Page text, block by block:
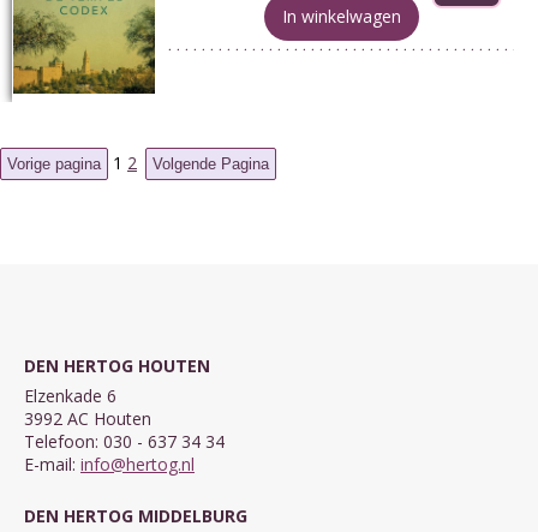
In winkelwagen
1 2
DEN HERTOG HOUTEN
Elzenkade 6
3992 AC Houten
Telefoon: 030 - 637 34 34
E-mail: info@hertog.nl
DEN HERTOG MIDDELBURG